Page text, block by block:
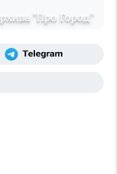
"Про Город"